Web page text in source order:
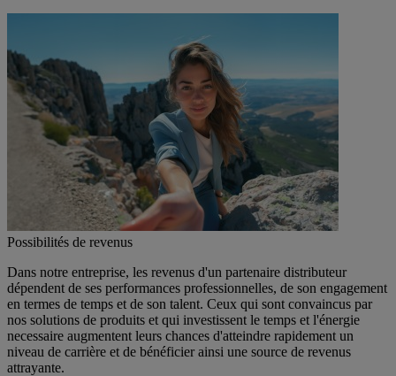
Possibilités de revenus
Dans notre entreprise, les revenus d'un partenaire distributeur
dépendent de ses performances professionnelles, de son engagement
en termes de temps et de son talent. Ceux qui sont convaincus par
nos solutions de produits et qui investissent le temps et l'énergie
necessaire augmentent leurs chances d'atteindre rapidement un
niveau de carrière et de bénéficier ainsi une source de revenus
attrayante.